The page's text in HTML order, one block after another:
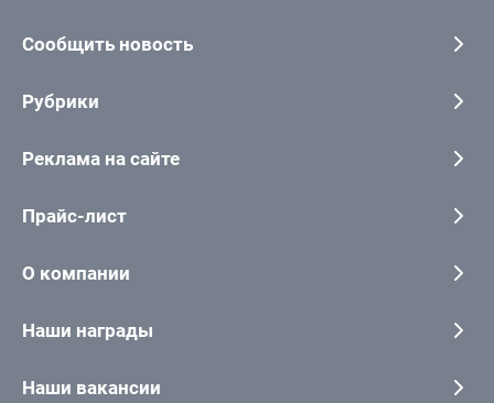
Сообщить новость
Рубрики
Реклама на сайте
Прайс-лист
О компании
Наши награды
Наши вакансии